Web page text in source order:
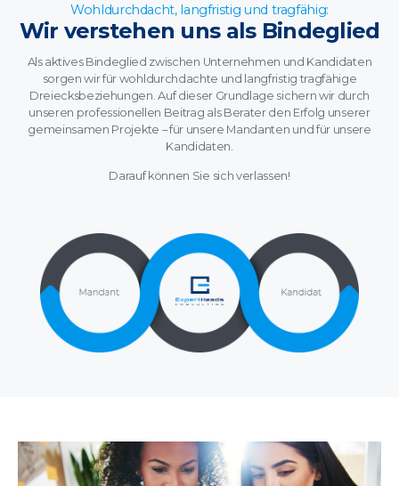
Wohldurchdacht, langfristig und tragfähig:
Wir verstehen uns als Bindeglied
Als aktives Bindeglied zwischen Unternehmen und Kandidaten
sorgen wir für wohldurchdachte und langfristig tragfähige
Dreiecksbeziehungen. Auf dieser Grundlage sichern wir durch
unseren professionellen Beitrag als Berater den Erfolg unserer
gemeinsamen Projekte – für unsere Mandanten und für unsere
Kandidaten.
Darauf können Sie sich verlassen!